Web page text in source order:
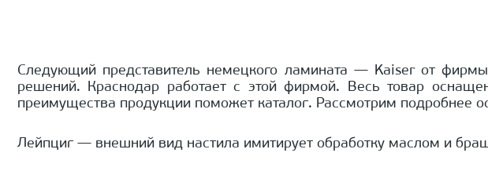
Следующий представитель немецкого ламината — Kaiser от
решений. Краснодар работает с этой фирмой. Весь товар
преимущества продукции поможет каталог. Рассмотрим подробнее
Лейпциг — внешний вид настила имитирует обработку маслом и